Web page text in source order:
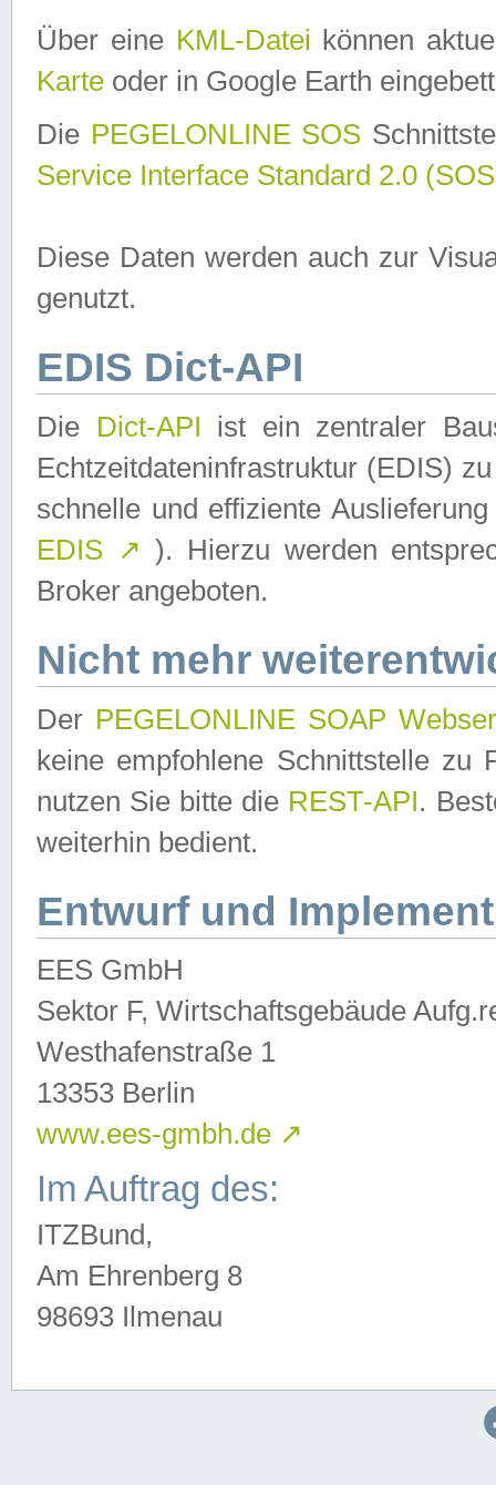
Über eine KML-Datei können
Karte oder in Google Earth
Die PEGELONLINE SOS
Service Interface Standard 2.0
Diese Daten werden auch zur
genutzt.
EDIS Dict-API
Die Dict-API ist ein zentraler
Echtzeitdateninfrastruktur (EDIS)
schnelle und effiziente
EDIS ↗ ). Hierzu werden
Broker angeboten.
Nicht mehr
Der PEGELONLINE SOAP
keine empfohlene Schnittstelle zu
nutzen Sie bitte die REST-API.
weiterhin bedient.
Entwurf und
EES GmbH
Sektor F, Wirtschaftsgebäude
Westhafenstraße 1
13353 Berlin
www.ees-gmbh.de ↗
Im Auftrag des:
ITZBund,
Am Ehrenberg 8
98693 Ilmenau